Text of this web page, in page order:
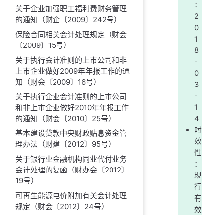
关于企业加强职工福利费财务管理
的通知（财企〔2009〕242号）
保险合同相关会计处理规定（财会
〔2009〕15号）
关于执行会计准则的上市公司和非
上市企业做好2009年年报工作的通
知（财会〔2009〕16号）
关于执行企业会计准则的上市公司
和非上市企业做好2010年年报工作
的通知（财会〔2010〕25号）
基本建设贷款中央财政贴息资金管
理办法（财建〔2012〕95号）
关于银行业金融机构同业代付业务
会计处理的复函（财办会〔2012〕
19号）
可再生能源电价附加有关会计处理
规定（财会〔2012〕24号）
：
2
0
1
8
-
0
3
-
1
4
时
效
性
：
现
行
有
效